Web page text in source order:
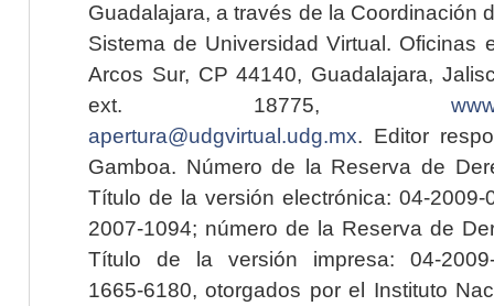
Guadalajara, a través de la Coordinación
Sistema de Universidad Virtual. Oficinas
Arcos Sur, CP 44140, Guadalajara,
ext. 18775,
apertura@udgvirtual.udg.mx. Editor
Gamboa. Número de la Reserva de
Título de la versión electrónica: 04-2009-
2007-1094; número de la Reserva de
Título de la versión impresa: 04-2009-
1665-6180, otorgados por el Instituto